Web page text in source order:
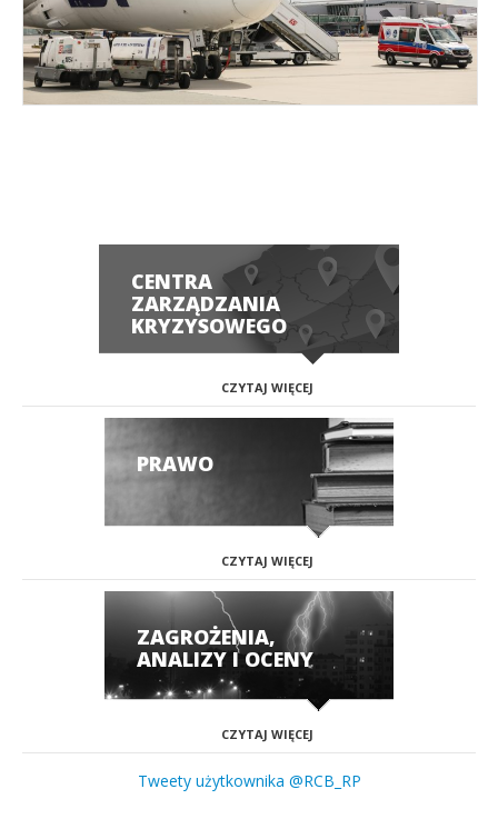
CENTRA
ZARZĄDZANIA
KRYZYSOWEGO
CZYTAJ WIĘCEJ
PRAWO
CZYTAJ WIĘCEJ
ZAGROŻENIA,
ANALIZY I OCENY
CZYTAJ WIĘCEJ
Tweety użytkownika @RCB_RP